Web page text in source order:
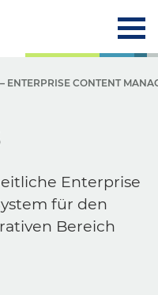
ENTERPRISE CONTENT
Enterprise
für den
Bereich